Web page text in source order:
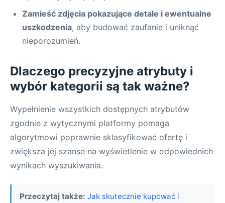
Zamieść zdjęcia pokazujące detale i ewentualne
uszkodzenia, aby budować zaufanie i uniknąć
nieporozumień.
Dlaczego precyzyjne atrybuty i
wybór kategorii są tak ważne?
Wypełnienie wszystkich dostępnych atrybutów
zgodnie z wytycznymi platformy pomaga
algorytmowi poprawnie sklasyfikować ofertę i
zwiększa jej szanse na wyświetlenie w odpowiednich
wynikach wyszukiwania.
Przeczytaj także: Jak skutecznie kupować i